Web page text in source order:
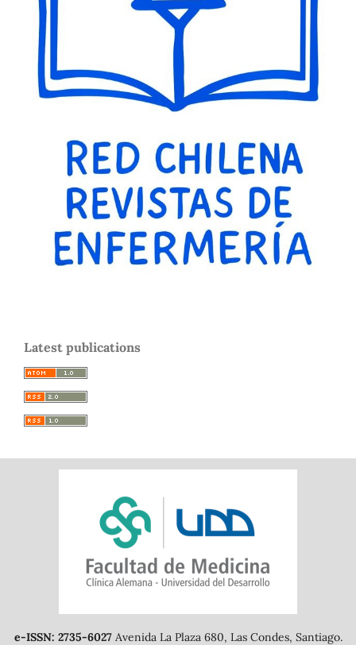
Latest publications
e-ISSN: 2735-6027Avenida La Plaza 680, Las Condes, Santiago.